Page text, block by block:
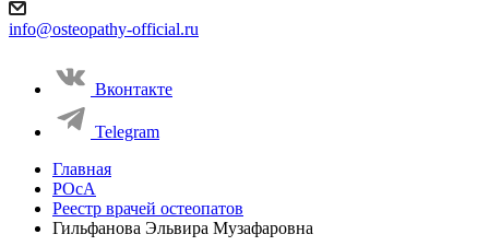
info@osteopathy-official.ru
Вконтакте
Telegram
Главная
РОсА
Реестр врачей остеопатов
Гильфанова Эльвира Музафаровна